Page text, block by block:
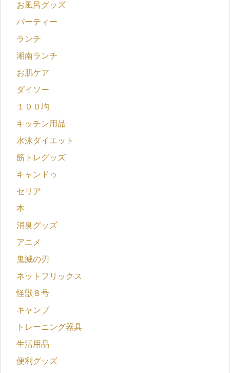
お風呂グッズ
パーティー
ランチ
湘南ランチ
お肌ケア
ダイソー
１００均
キッチン用品
水泳ダイエット
筋トレグッズ
キャンドゥ
セリア
本
消臭グッズ
アニメ
鬼滅の刃
ネットフリックス
怪獣８号
キャンプ
トレーニング器具
生活用品
便利グッズ